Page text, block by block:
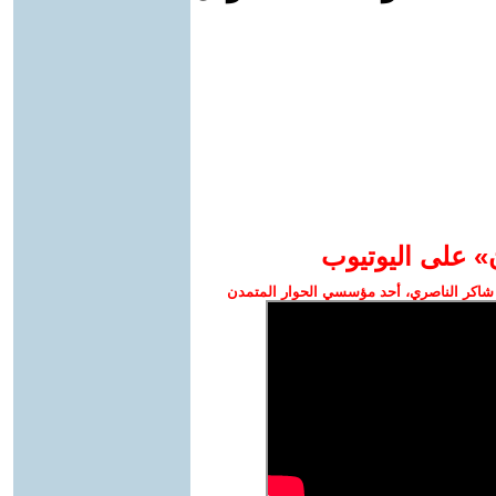
على اليوتيوب
الناصري، أحد مؤسسي الحوار المتمدن